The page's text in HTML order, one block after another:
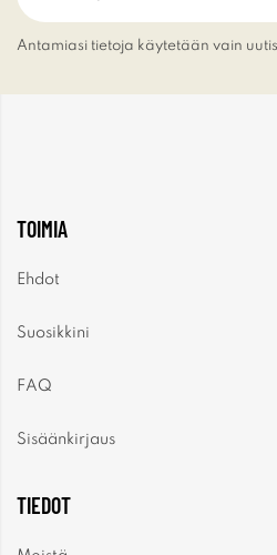
Antamiasi tietoja käytetään vain
TOIMIA
Ehdot
Suosikkini
FAQ
Sisäänkirjaus
TIEDOT